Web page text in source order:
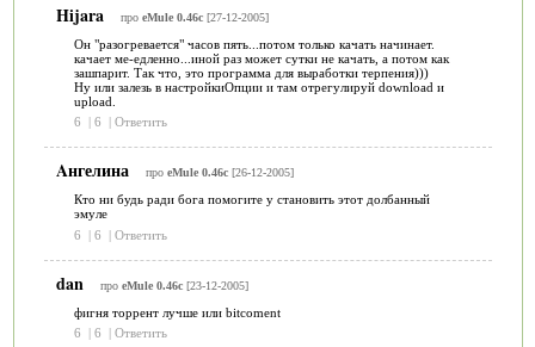
Hijara про eMule 0.46c[27-12-2005]
Он "разогревается" часов пять...потом только качать начинает.
качает ме-едленно...иной раз может сутки не качать, а потом как
зашпарит. Так что, это программа для выработки терпения)))
Ну или залезь в настройкиОпции и там отрегулируй download и
upload.
6
| 6 | Ответить
Aнгелина про eMule 0.46c[26-12-2005]
Кто ни будь ради бога помогите у становить этот долбанный
эмуле
6
| 6 | Ответить
dan про eMule 0.46c[23-12-2005]
фигня торрент лучше или bitcoment
6
| 6 | Ответить